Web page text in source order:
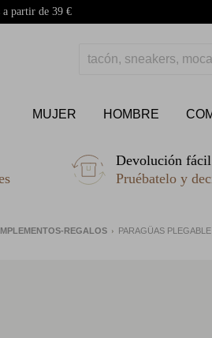
a partir de 39 €
MUJER HOMBRE
Devolución fácil
Pruébatelo y
REGALOS PARAGÜAS